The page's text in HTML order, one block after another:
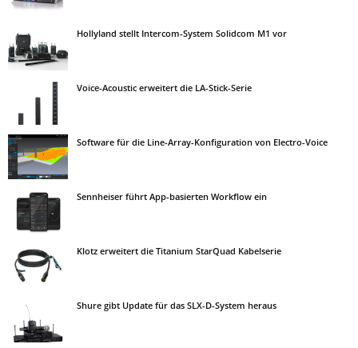
Hollyland stellt Intercom-System Solidcom M1 vor
Voice-Acoustic erweitert die LA-Stick-Serie
Software für die Line-Array-Konfiguration von Electro-Voice
Sennheiser führt App-basierten Workflow ein
Klotz erweitert die Titanium StarQuad Kabelserie
Shure gibt Update für das SLX-D-System heraus